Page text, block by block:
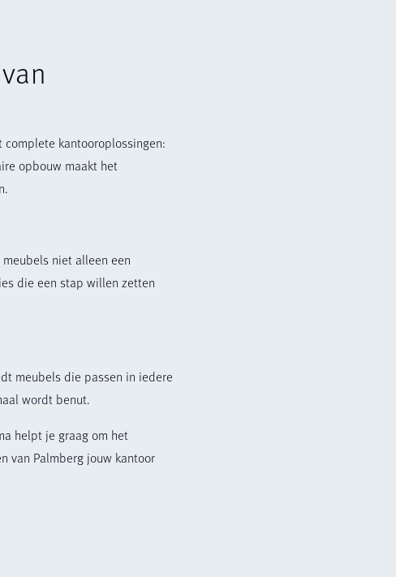
kantooroplossingen:
opbouw maakt het
niet alleen een
die een stap willen zetten
meubels die passen in iedere
wordt benut.
helpt je graag om het
van Palmberg jouw kantoor